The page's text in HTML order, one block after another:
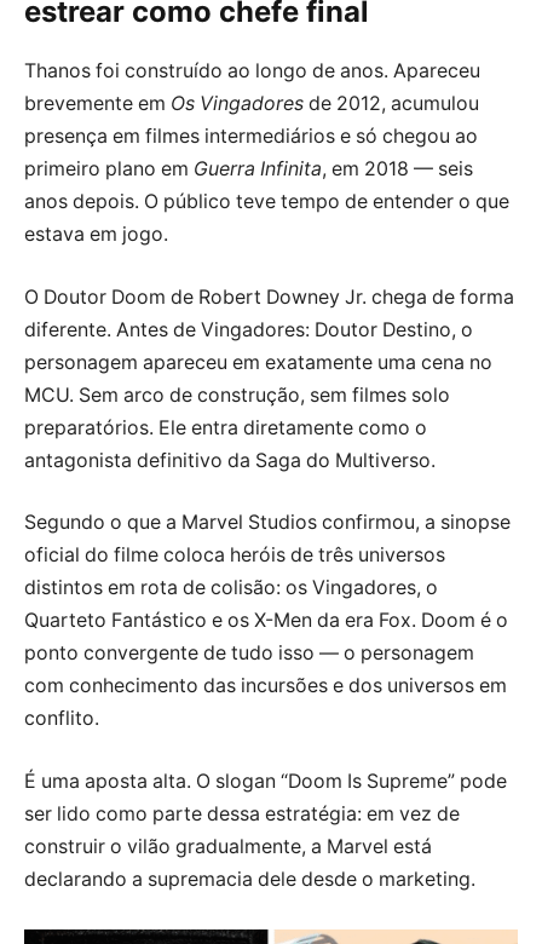
estrear como chefe final
Thanos foi construído ao longo de anos. Apareceu
brevemente em Os Vingadores de 2012, acumulou
presença em filmes intermediários e só chegou ao
primeiro plano em Guerra Infinita, em 2018 — seis
anos depois. O público teve tempo de entender o que
estava em jogo.
O Doutor Doom de Robert Downey Jr. chega de forma
diferente. Antes de Vingadores: Doutor Destino, o
personagem apareceu em exatamente uma cena no
MCU. Sem arco de construção, sem filmes solo
preparatórios. Ele entra diretamente como o
antagonista definitivo da Saga do Multiverso.
Segundo o que a Marvel Studios confirmou, a sinopse
oficial do filme coloca heróis de três universos
distintos em rota de colisão: os Vingadores, o
Quarteto Fantástico e os X-Men da era Fox. Doom é o
ponto convergente de tudo isso — o personagem
com conhecimento das incursões e dos universos em
conflito.
É uma aposta alta. O slogan “Doom Is Supreme” pode
ser lido como parte dessa estratégia: em vez de
construir o vilão gradualmente, a Marvel está
declarando a supremacia dele desde o marketing.